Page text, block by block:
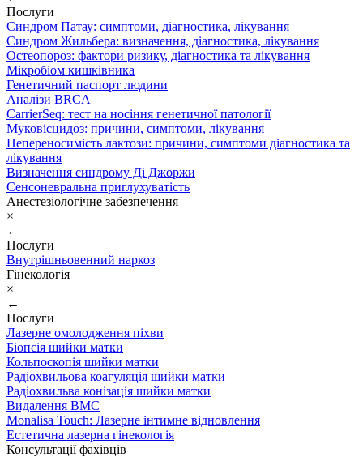
Послуги
Синдром Патау: симптоми, дiагностика, лiкування
Синдром Жильбера: визначення, діагностика, лікування
Остеопороз: фактори ризику, діагностика та лікування
Мікробіом кишківника
Генетичний паспорт людини
Аналізи BRCA
CarrierSeq: тест на носіння генетичної патології
Муковісцидоз: причини, симптоми, лікування
Непереносимість лактози: причини, симптоми діагностика та
лікування
Визначення синдрому Ді Джоржи
Сенсоневральна приглухуватість
Анестезіологічне забезпечення
×
←
Послуги
Внутрішньовенний наркоз
Гінекологія
×
←
Послуги
Лазерне омолодження піхви
Біопсія шийки матки
Кольпоскопія шийки матки
Радіохвильова коагуляція шийки матки
Радіохвильва конізація шийки матки
Видалення ВМС
Monalisa Touch: Лазерне інтимне відновлення
Естетична лазерна гінекологія
Консультації фахівців